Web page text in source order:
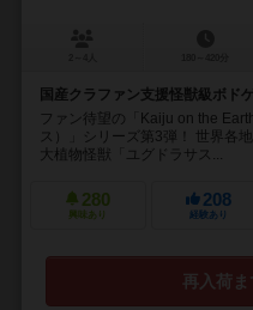
国産クラファン支援怪獣級ボド
ファン待望の「Kaiju on the
ス）」シリーズ第3弾！ 世界各
大植物怪獣「ユグドラサス...
280
興味あり
208
経験あり
再入荷